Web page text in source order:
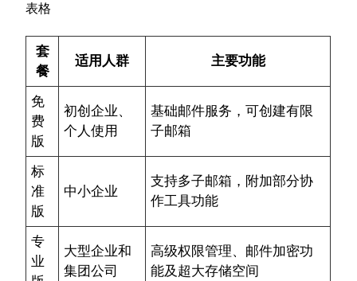
表格
套
餐
适用人群 主要功能
免
费
版
初创企业、
个人使用
基础邮件服务，可创建有限
子邮箱
标
准
版
中小企业
支持多子邮箱，附加部分协
作工具功能
专
业
大型企业和
集团公司
高级权限管理、邮件加密功
能及超大存储空间